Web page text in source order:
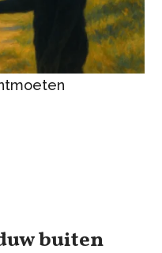
buiten